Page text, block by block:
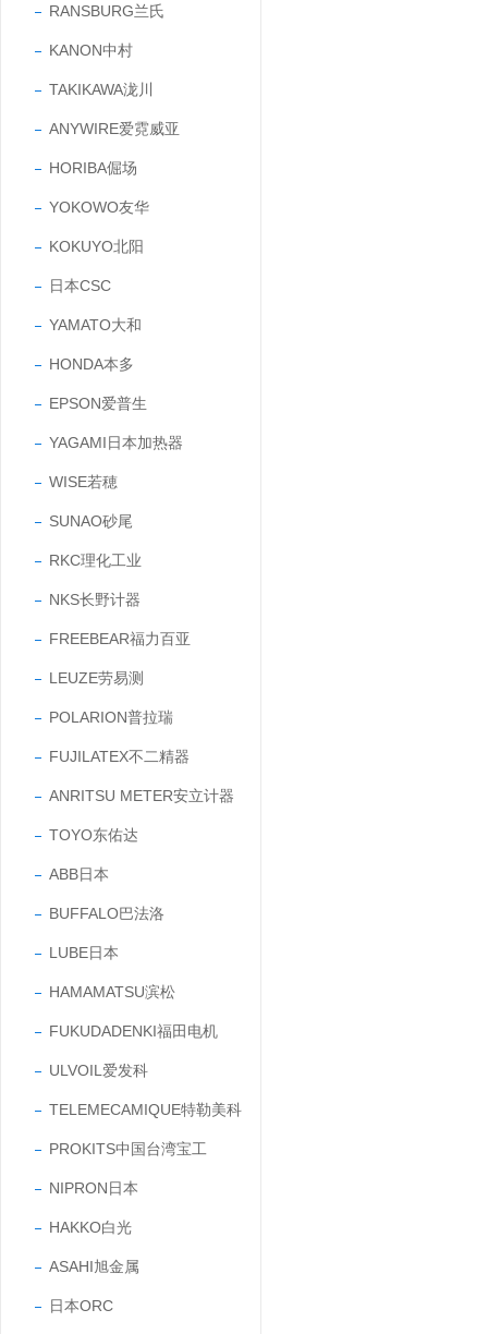
RANSBURG兰氏
KANON中村
TAKIKAWA泷川
ANYWIRE爱霓威亚
HORIBA倔场
YOKOWO友华
KOKUYO北阳
日本CSC
YAMATO大和
HONDA本多
EPSON爱普生
YAGAMI日本加热器
WISE若穂
SUNAO砂尾
RKC理化工业
NKS长野计器
FREEBEAR福力百亚
LEUZE劳易测
POLARION普拉瑞
FUJILATEX不二精器
ANRITSU METER安立计器
TOYO东佑达
ABB日本
BUFFALO巴法洛
LUBE日本
HAMAMATSU滨松
FUKUDADENKI福田电机
ULVOIL爱发科
TELEMECAMIQUE特勒美科
PROKITS中国台湾宝工
NIPRON日本
HAKKO白光
ASAHI旭金属
日本ORC